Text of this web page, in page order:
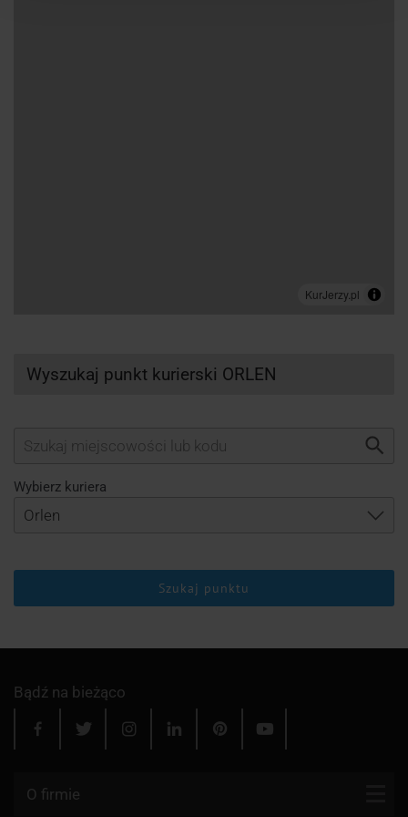
Wyszukaj punkt kurierski ORLEN
Wybierz kuriera
Szukaj punktu
Bądź na bieżąco
O firmie